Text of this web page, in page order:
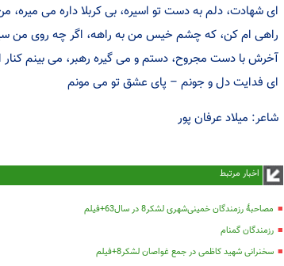
ای شهادت، دلم به دست تو اسیره، بی کربلا داره می میره،
راهی ام کن، که چشم خیس من به راهه، اگر چه روی من
آخرش با دست مجروح، دستم و می گیره رهبر، می بینم کنار
ای فدایت دل و جونم – پای عشق تو می مونم
شاعر: میلاد عرفان پور
اخبار مرتبط
مصاحبۀ رزمندگان خمینی‌شهری لشکر8 در سال63+فیلم
رزمندگان گمنام
سخنرانی شهید کاظمی در جمع غواصان لشکر8+فیلم